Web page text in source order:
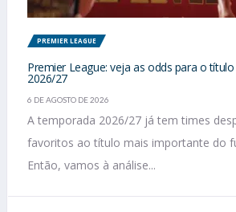
PREMIER LEAGUE
Premier League: veja as odds para o
2026/27
6 DE AGOSTO DE 2026
A temporada 2026/27 já tem times
favoritos ao título mais importante do
Então, vamos à análise...